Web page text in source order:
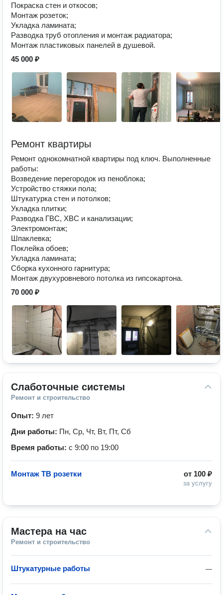
Покраска стен и откосов;
Монтаж розеток;
Укладка ламината;
Разводка труб отопления и монтаж радиатора;
Монтаж пластиковых панелей в душевой.
45 000 ₽
Ремонт квартиры
Ремонт однокомнатной квартиры под ключ. Выполненные
работы:
Возведение перегородок из пеноблока;
Устройство стяжки пола;
Штукатурка стен и потолков;
Укладка плитки;
Разводка ГВС, ХВС и канализации;
Электромонтаж;
Шпаклевка;
Поклейка обоев;
Укладка ламината;
Сборка кухонного гарнитура;
Монтаж двухуровневого потолка из гипсокартона.
70 000 ₽
Слаботочные системы
Ремонт и строительство
Опыт: 9 лет
Дни работы: Пн, Ср, Чт, Вт, Пт, Сб
Время работы: с 9:00 по 19:00
от 100 ₽
за услугу
Монтаж ТВ розетки
Мастера на час
Ремонт и строительство
—
Штукатурные работы